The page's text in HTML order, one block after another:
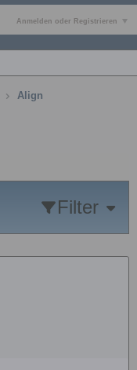
Anmelden oder Registrieren
Align
Filter